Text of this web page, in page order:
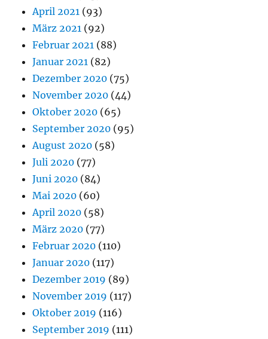
April 2021 (93)
März 2021 (92)
Februar 2021 (88)
Januar 2021 (82)
Dezember 2020 (75)
November 2020 (44)
Oktober 2020 (65)
September 2020 (95)
August 2020 (58)
Juli 2020 (77)
Juni 2020 (84)
Mai 2020 (60)
April 2020 (58)
März 2020 (77)
Februar 2020 (110)
Januar 2020 (117)
Dezember 2019 (89)
November 2019 (117)
Oktober 2019 (116)
September 2019 (111)